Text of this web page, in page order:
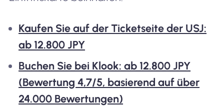
Kaufen Sie auf der Ticketseite der USJ:
ab 12.800 JPY
Buchen Sie bei Klook: ab 12.800 JPY
(Bewertung 4,7/5, basierend auf über
24.000 Bewertungen)